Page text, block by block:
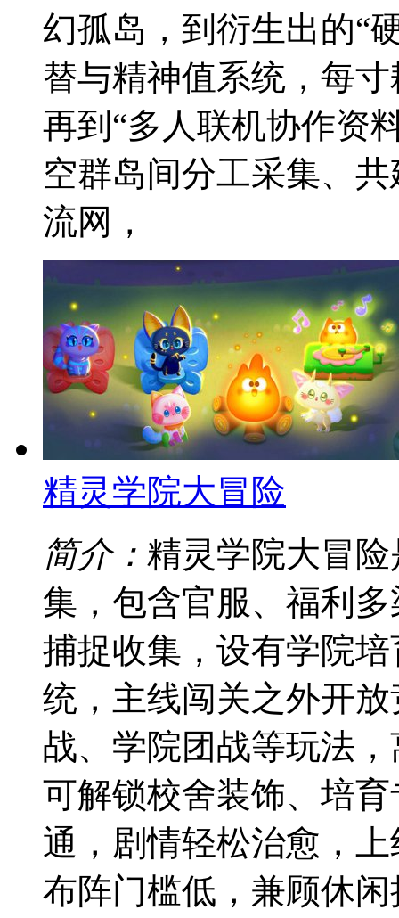
幻孤岛，到衍生出的“
替与精神值系统，每
再到“多人联机协作资
空群岛间分工采集、
流网，
精灵学院大冒险
简介： 精灵学院大冒
集，包含官服、福利
捕捉收集，设有学院
统，主线闯关之外开
战、学院团战等玩法
可解锁校舍装饰、培
通，剧情轻松治愈，
布阵门槛低，兼顾休